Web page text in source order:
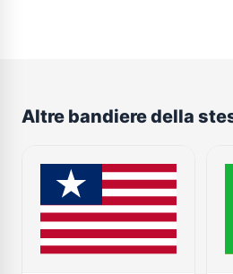
Altre bandiere della